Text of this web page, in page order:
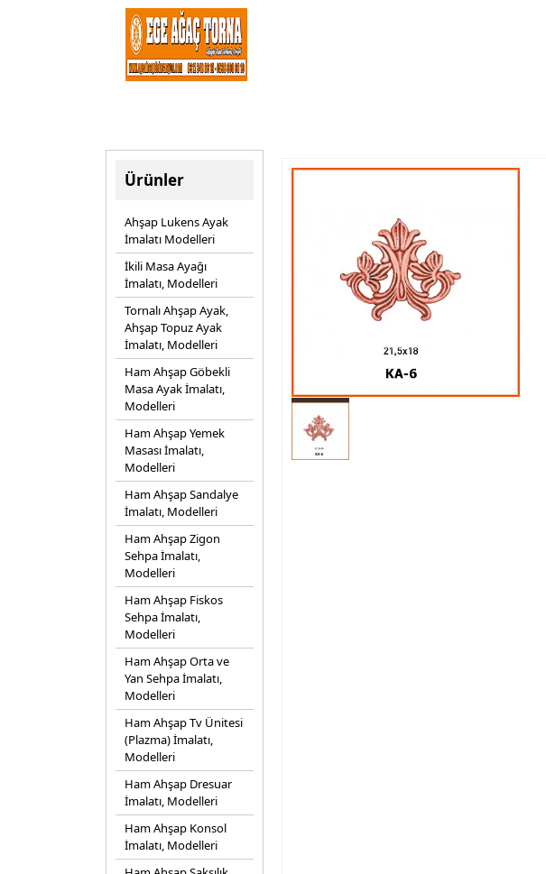
Ürünler
Ahşap Lukens Ayak
İmalatı Modelleri
İkili Masa Ayağı
İmalatı, Modelleri
Tornalı Ahşap Ayak,
Ahşap Topuz Ayak
İmalatı, Modelleri
Ham Ahşap Göbekli
Masa Ayak İmalatı,
Modelleri
Ham Ahşap Yemek
Masası İmalatı,
Modelleri
Ham Ahşap Sandalye
İmalatı, Modelleri
Ham Ahşap Zigon
Sehpa İmalatı,
Modelleri
Ham Ahşap Fiskos
Sehpa İmalatı,
Modelleri
Ham Ahşap Orta ve
Yan Sehpa İmalatı,
Modelleri
Ham Ahşap Tv Ünitesi
(Plazma) İmalatı,
Modelleri
Ham Ahşap Dresuar
İmalatı, Modelleri
Ham Ahşap Konsol
İmalatı, Modelleri